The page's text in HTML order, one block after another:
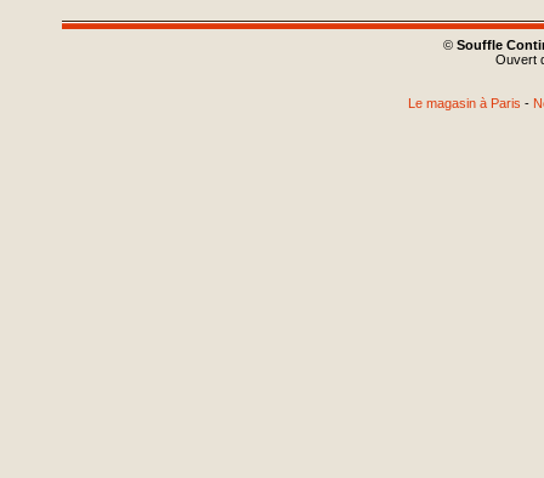
© Souffle
Ouvert
Le magasin à Paris -